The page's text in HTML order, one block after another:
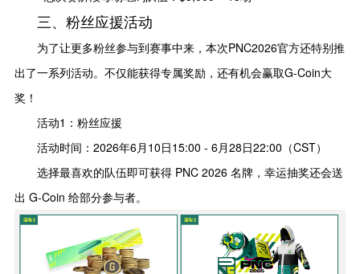
三、粉丝应援活动
为了让更多粉丝参与到赛事中来，本次PNC2026官方还特别推
出了一系列活动。不仅能获得专属奖励，还有机会赢取G-Coin大
奖！
活动1：粉丝应援
活动时间：2026年6月10日15:00 - 6月28日22:00（CST）
选择最喜欢的队伍即可获得 PNC 2026 名牌，幸运抽奖还会送
出 G-Coin 给部分参与者。